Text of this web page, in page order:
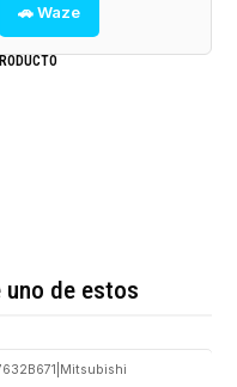
🚗 Waze
de estos
Mitsubishi